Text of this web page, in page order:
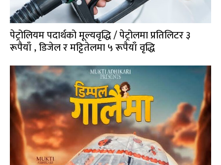
पेट्रोलियम पदार्थको मूल्यवृद्धि / पेट्रोलमा प्रतिलिटर ३
रूपैयाँ , डिजेल र मट्टितेलमा ५ रूपैयाँ वृद्धि